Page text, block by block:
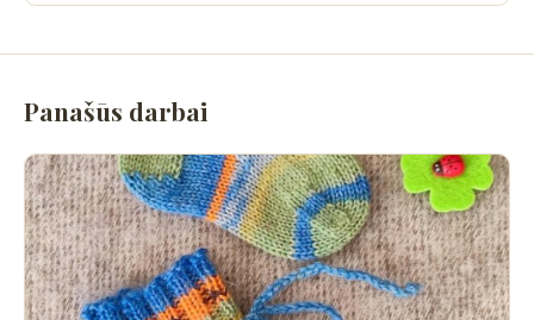
Panašūs darbai